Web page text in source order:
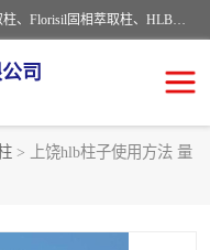
河北艺心逸意科技有限公司主营：C18固相萃取柱、Florisil固相萃取柱、HLB固相萃取柱、MCX固相萃取柱、QuEChERS、固相萃取空柱、针式过滤器 、固相萃取柱、黄曲霉毒素亲和柱。全国咨询热线：18630105913。河北艺心逸意科技有限公司接受来样定做，我们秉承着“顾客至上，锐意进取”的经营理念，坚持客户至上的原则为广大客户提供优质的服务，欢迎广大客户惠顾！免费咨询！
司
> 上饶hlb柱子使用方法 量